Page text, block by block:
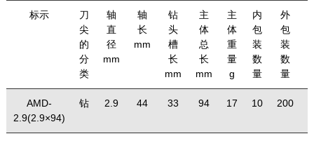
标示
刀
尖
的
分
类
轴
直
径
mm
轴
长
mm
钻
头
槽
长
mm
主
体
总
长
mm
主
体
重
量
g
内
包
装
数
量
外
包
装
数
量
AMD-
2.9(2.9×94)
钻 2.9 44 33 94 17 10 200